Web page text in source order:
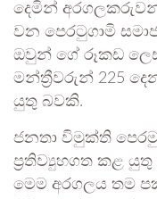
දෙමින්
වන පෙරටුගාමි
ඔවුන් ගේ රූකඩ
මන්ත්‍රීවරුන් 225
යුතු බවකි.
ජනතා විමුක්ති
ප්‍රතිව්‍යුහගත කළ
මෙම අරගලය තම